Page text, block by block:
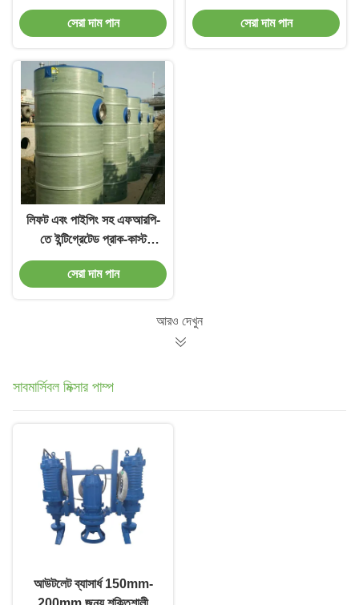
আয়রন বা স্টেইনলেস স্টীল সঙ্গে
ঘরোয়া ডুবযোগ্য জল পাম্প
সেরা দাম পান
1000m3/H
সেরা দাম পান
লিফট এবং পাইপিং সহ এফআরপি-
তে ইন্টিগ্রেটেড প্রাক-কাস্ট
স্যুয়েজ পাম্প স্টেশন উপাদান
সেরা দাম পান
আরও দেখুন
সাবমার্সিবল মিক্সার পাম্প
আউটলেট ব্যাসার্ধ 150mm-